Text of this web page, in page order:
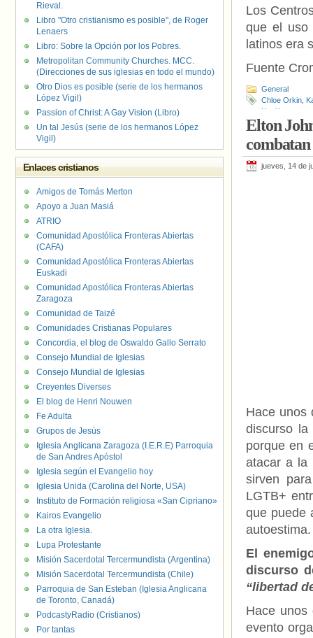
Los
que el uso
latinos era
Fuente
General
Chloe Orkin
Healthcare
Elton
combatan
jueves, 14 de
Hace unos
discurso
porque en
atacar a la
sirven
LGTB+
que puede
autoestima.
El
discurso
“libertad
Hace unos
evento
Rieval.
Libro "Otro cristianismo es posible", de Roger
Lenaers
Libro: Sobre la Opción por los Pobres.
Metropolitan Community Churches. MCC.
(Direcciones de sus iglesias en todo el mundo)
Otro Dios es posible (serie de los hermanos
López Vigil)
Passion of Christ: A Gay Vision (Libro)
Un tal Jesús (serie de los hermanos López
Vigil)
Enlaces cristianos
Amigos de Tomás Merton
Apoyo a Juan Masiá
ATRIO
Comunidad Apostólica Fronteras Abiertas
(CAFA)
Comunidad Apostólica Fronteras Abiertas
Euskadi
Comunidad Apostólica Fronteras Abiertas
Zaragoza
Comunidad de Taizé
Comunidades Cristianas Populares
Concordia, el blog de Oswaldo Gallo Serrato
Consejo Mundial de Iglesias
Consejo Mundial de Iglesias
Creyentes Diverses
El blog de Henri Nouwen
Fe Adulta
Grupos de Jesús
Iglesia Anglicana Zaragoza (I.E.R.E) Parroquia
de San Andres Apóstol
Iglesia según el Evangelio hoy
Iglesia Unida (Carolina del Norte, USA)
Instituto de Formación religiosa «San Cipriano»
Kairos Evangelio
La otra Iglesia.
Lupa Protestante
Misión Sacerdotal Tercermundista (Argentina)
Misión Sacerdotal Tercermundista (Chile)
Parroquia de San Esteban (Iglesia Anglicana
de Toronto, Canadá)
PodcastyRadio (Cristianos)
Por tantas